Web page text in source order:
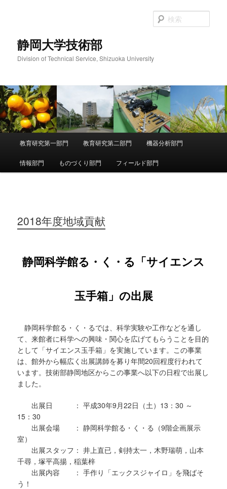
へ
移
動
静岡大学技術部
Division of Technical Service, Shizuoka University
索
メ
教育研究第一部門 教育研究第二部門 機器分析部門
情報部門 ものづくり部門 フィールド部門
2018年度地域貢献
静岡科学館る・く・る「サイエンス
玉手箱」の出展
静岡科学館る・く・るでは、科学実験や工作などを通し
て、来館者に科学への興味・関心を広げてもらうことを目的
として「サイエンス玉手箱」を実施しています。この事業
は、館外から幅広く出展講師を募り年間20回程度行われて
います。技術部静岡地区からこの事業へ以下の日程で出展し
ました。
出展日 ： 平成30年9月22日（土）13：30 ～
15：30
出展会場 ： 静岡科学館る・く・る（9階企画展示
室）
出展スタッフ： 井上直已，剣持太一，木野瑞萌，山本
千尋，塚平高揚，稲葉梓
出展内容 ： 手作り「エックスジャイロ」を飛ばそ
う！